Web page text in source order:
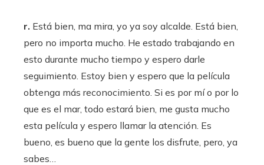
r. Está bien, ma mira, yo ya soy alcalde. Está bien,
pero no importa mucho. He estado trabajando en
esto durante mucho tiempo y espero darle
seguimiento. Estoy bien y espero que la película
obtenga más reconocimiento. Si es por mí o por lo
que es el mar, todo estará bien, me gusta mucho
esta película y espero llamar la atención. Es
bueno, es bueno que la gente los disfrute, pero, ya
sabes…